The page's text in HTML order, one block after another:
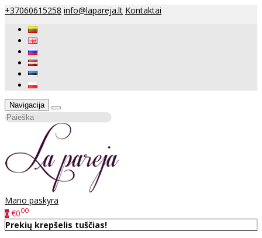
+37060615258 info@lapareja.lt Kontaktai
Navigacija
Mano paskyra
0 €000
Prekių krepšelis tuščias!